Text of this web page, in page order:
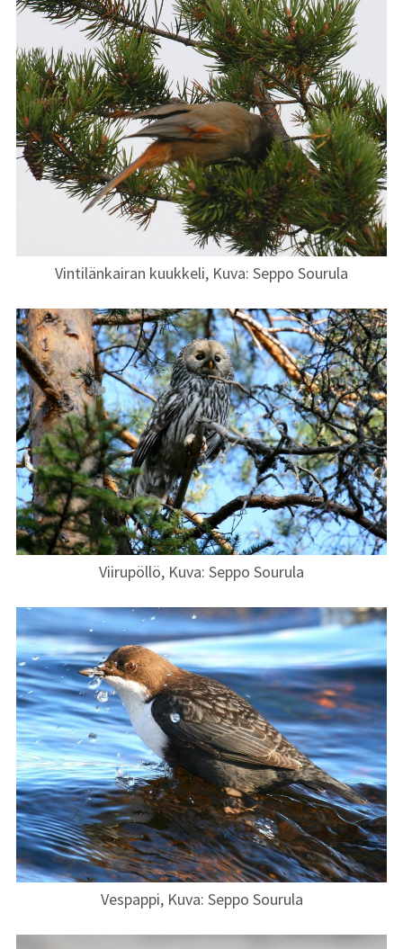
Vintilänkairan kuukkeli, Kuva: Seppo Sourula
Viirupöllö, Kuva: Seppo Sourula
Vespappi, Kuva: Seppo Sourula